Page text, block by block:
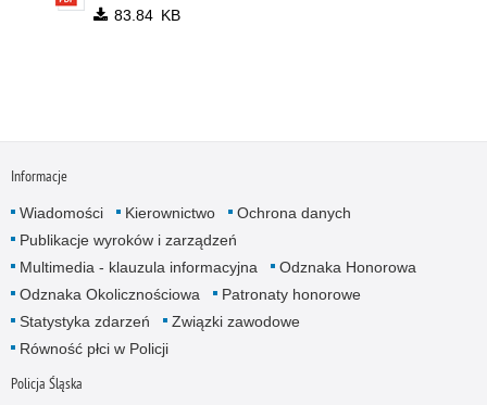
83.84 KB
Informacje
Wiadomości Kierownictwo
Ochrona danych
Publikacje wyroków i zarządzeń
Multimedia - klauzula informacyjna
Odznaka Honorowa
Odznaka Okolicznościowa
Patronaty honorowe
Statystyka zdarzeń
Związki zawodowe
Równość płci w Policji
Policja Śląska